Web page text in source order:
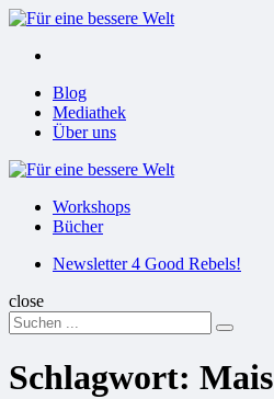
Menu
Menu
Blog
Mediathek
Über uns
Für
Workshops
Bücher
SuchenNewsletter 4 Good Rebels!
close
Search
for:
Suchen
Schlagwort: Mais